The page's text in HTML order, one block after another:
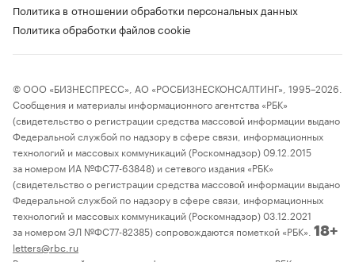
Политика в отношении обработки персональных данных
Политика обработки файлов cookie
© ООО «БИЗНЕСПРЕСС», АО «РОСБИЗНЕСКОНСАЛТИНГ», 1995–2026.
Сообщения и материалы информационного агентства «РБК»
(свидетельство о регистрации средства массовой информации выдано
Федеральной службой по надзору в сфере связи, информационных
технологий и массовых коммуникаций (Роскомнадзор) 09.12.2015
за номером ИА №ФС77-63848) и сетевого издания «РБК»
(свидетельство о регистрации средства массовой информации выдано
Федеральной службой по надзору в сфере связи, информационных
технологий и массовых коммуникаций (Роскомнадзор) 03.12.2021
за номером ЭЛ №ФС77-82385) сопровождаются пометкой «РБК». 18+
letters@rbc.ru